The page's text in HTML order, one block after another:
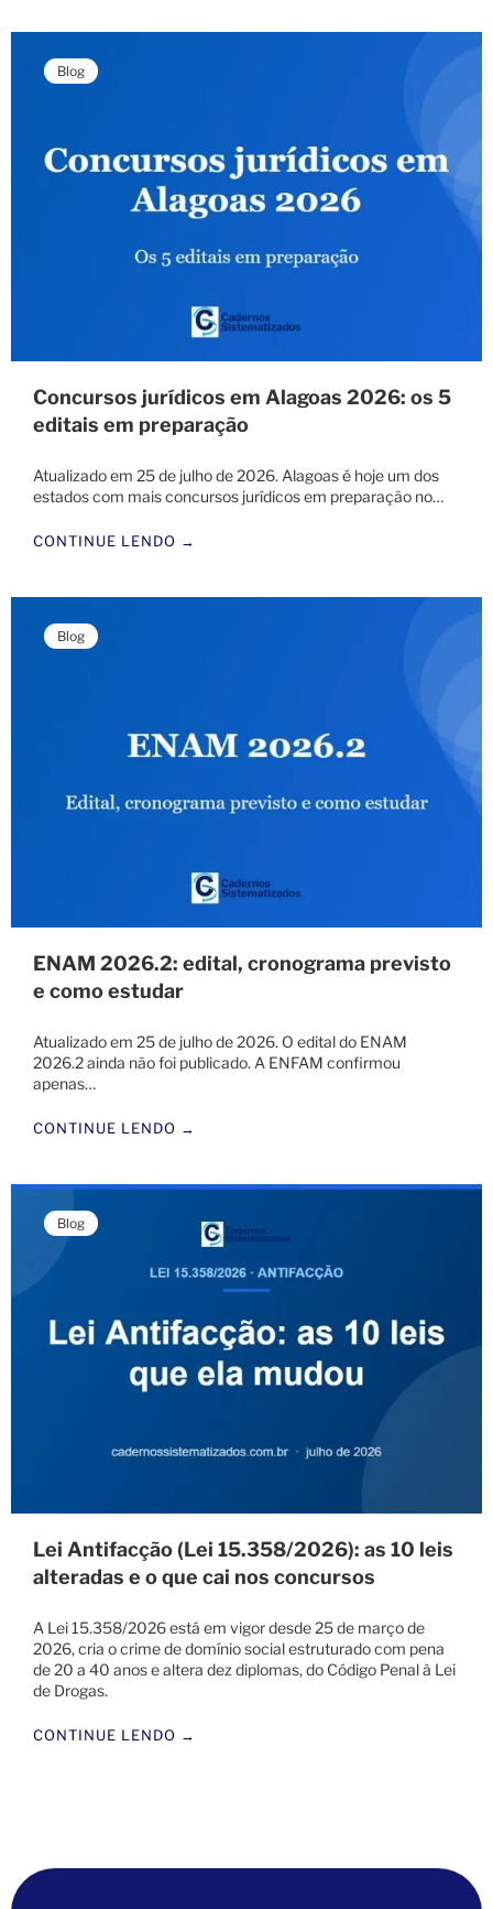
Blog
Concursos jurídicos em Alagoas 2026: os 5
editais em preparação
Atualizado em 25 de julho de 2026. Alagoas é hoje um dos
estados com mais concursos jurídicos em preparação no…
CONTINUE LENDO →
Blog
ENAM 2026.2: edital, cronograma previsto
e como estudar
Atualizado em 25 de julho de 2026. O edital do ENAM
2026.2 ainda não foi publicado. A ENFAM confirmou
apenas…
CONTINUE LENDO →
Blog
Lei Antifacção (Lei 15.358/2026): as 10 leis
alteradas e o que cai nos concursos
A Lei 15.358/2026 está em vigor desde 25 de março de
2026, cria o crime de domínio social estruturado com pena
de 20 a 40 anos e altera dez diplomas, do Código Penal à Lei
de Drogas.
CONTINUE LENDO →